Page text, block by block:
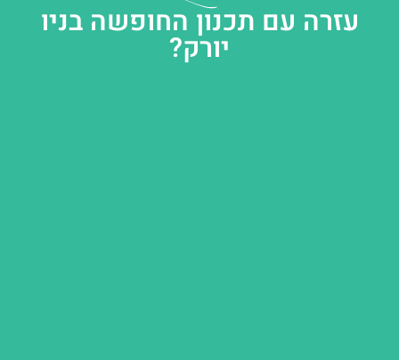
עזרה עם תכנון החופשה בניו
יורק?